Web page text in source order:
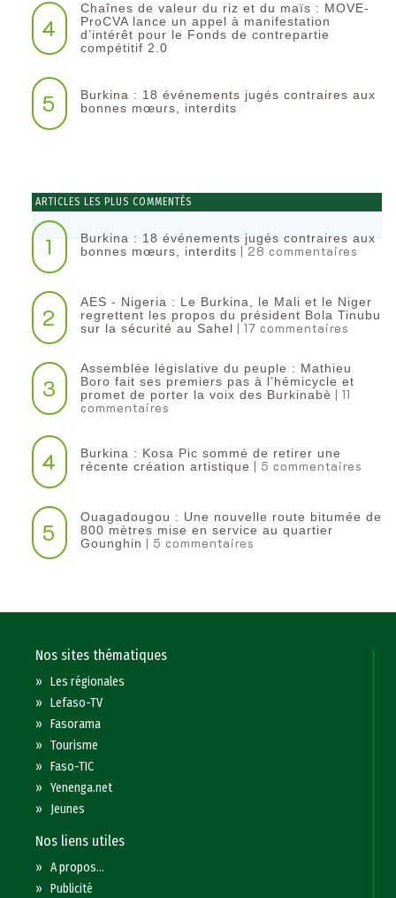
4
Chaînes de valeur du riz et du maïs : MOVE-
ProCVA lance un appel à manifestation
d’intérêt pour le Fonds de contrepartie
compétitif 2.0
5
Burkina : 18 événements jugés contraires aux
bonnes mœurs, interdits
ARTICLES LES PLUS COMMENTÉS
1
Burkina : 18 événements jugés contraires aux
bonnes mœurs, interdits | 28 commentaires
2
AES - Nigeria : Le Burkina, le Mali et le Niger
regrettent les propos du président Bola Tinubu
sur la sécurité au Sahel | 17 commentaires
3
Assemblée législative du peuple : Mathieu
Boro fait ses premiers pas à l’hémicycle et
promet de porter la voix des Burkinabè | 11
commentaires
4
Burkina : Kosa Pic sommé de retirer une
récente création artistique | 5 commentaires
5
Ouagadougou : Une nouvelle route bitumée de
800 mètres mise en service au quartier
Gounghin | 5 commentaires
Nos sites thématiques
»Les régionales
»Lefaso-TV
»Fasorama
»Tourisme
»Faso-TIC
»Yenenga.net
» Jeunes
Nos liens utiles
»A propos...
»Publicité